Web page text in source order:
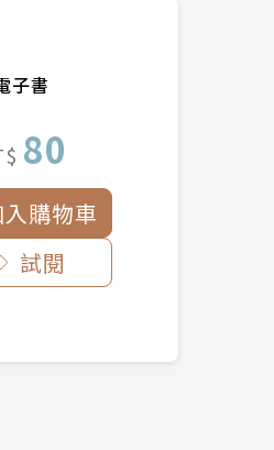
子書
80
入購物車
試閱